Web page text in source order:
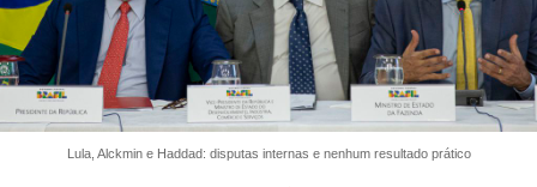
Lula, Alckmin e Haddad: disputas internas e nenhum resultado prático